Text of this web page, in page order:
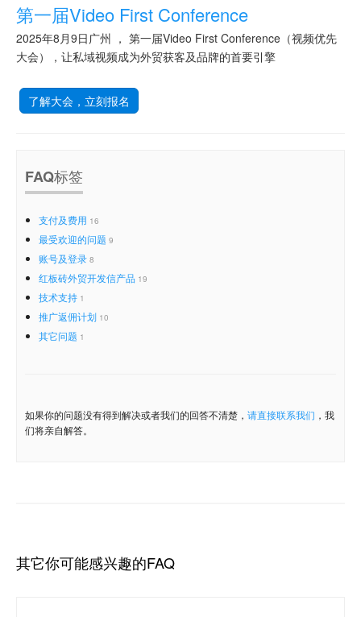
第一届Video First Conference
2025年8月9日广州 ， 第一届Video First Conference（视频优先
大会），让私域视频成为外贸获客及品牌的首要引擎
了解大会，立刻报名
FAQ标签
支付及费用 16
最受欢迎的问题 9
账号及登录 8
红板砖外贸开发信产品 19
技术支持 1
推广返佣计划 10
其它问题 1
如果你的问题没有得到解决或者我们的回答不清楚， 请直接联系我们 ，我
们将亲自解答。
其它你可能感兴趣的FAQ